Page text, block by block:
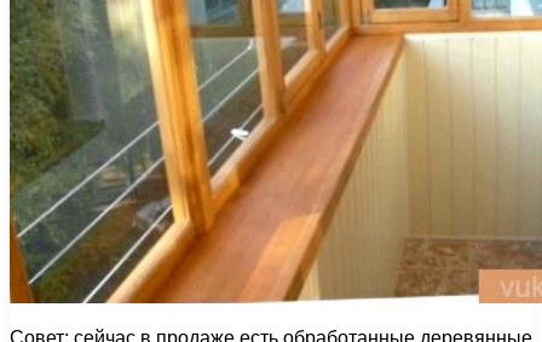
Совет: сейчас в продаже есть обработанные деревянные